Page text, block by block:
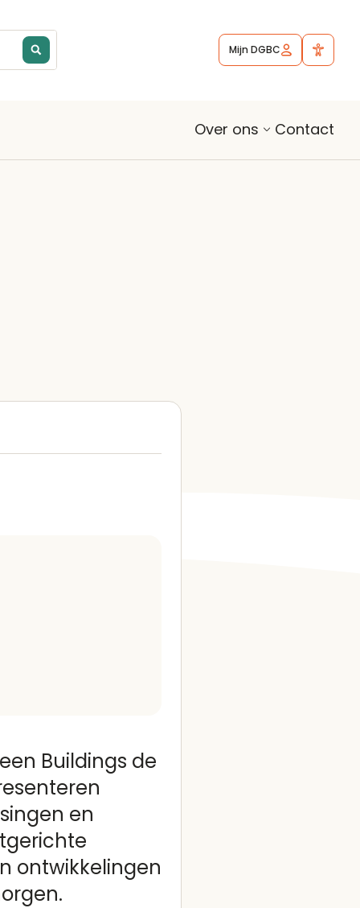
Mijn DGBC
Over ons Contact
Buildings de
en
ontwikkelingen